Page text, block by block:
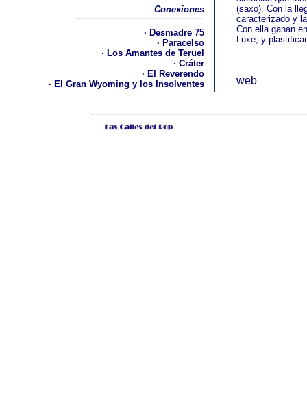
(saxo). Con la
caracterizado y
Con ella ganan
Luxe, y
web
Conexiones
· Desmadre 75
· Paracelso
· Los Amantes de Teruel
· Cráter
· El Reverendo
· El Gran Wyoming y los Insolventes